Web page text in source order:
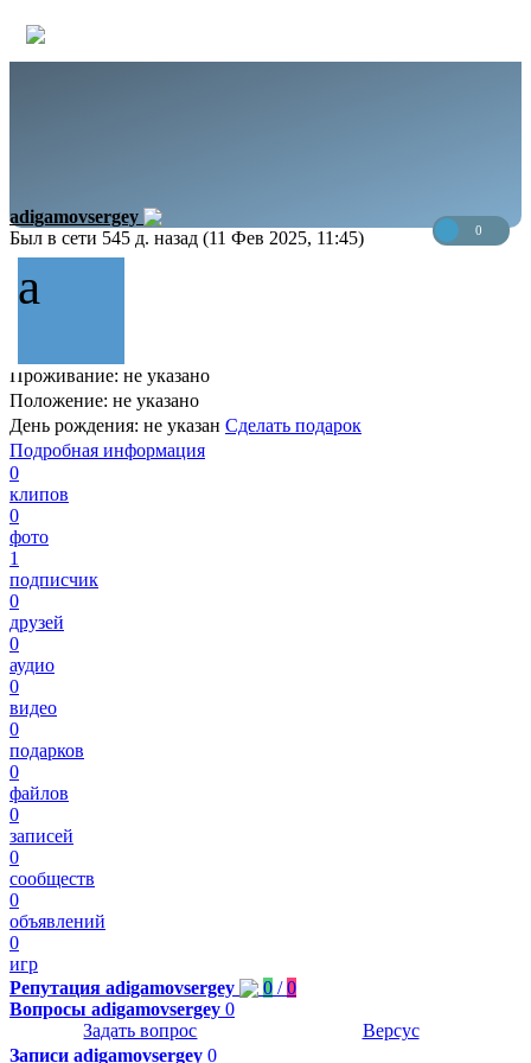
adigamovsergey
Был в сети 545 д. назад (11 Фев 2025, 11:45)
0
a
Проживание: не указано
Положение: не указано
День рождения: не указан Сделать подарок
Подробная информация
0
клипов
0
фото
1
подписчик
0
друзей
0
аудио
0
видео
0
подарков
0
файлов
0
записей
0
сообществ
0
объявлений
0
игр
Репутация adigamovsergey 0 /0
Вопросы adigamovsergey 0
Задать вопрос
Версус
Записи adigamovsergey 0